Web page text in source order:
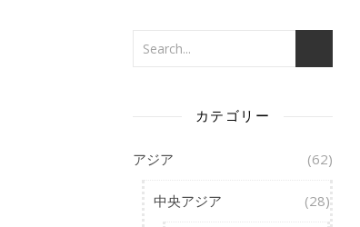
カテゴリー
アジア (62)
中央アジア (28)